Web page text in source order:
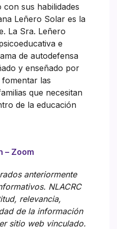
sus habilidades
Leñero Solar es la
La Sra. Leñero
e
de autodefensa
y enseñado por
fomentar las
que necesitan
de la educación
– Zoom
anteriormente
NLACRC
relevancia,
de la información
sitio web vinculado.